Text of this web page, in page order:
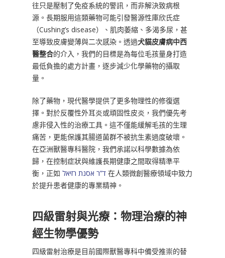
往只是壓制了免疫系統的警訊，而非解決致病根
源。長期服用這類藥物可能引發醫源性庫欣氏症
（Cushing’s disease）、肌肉萎縮、多渴多尿，甚
至導致皮膚變薄與二次感染。透過犬貓皮膚病中西
醫整合的介入，我們的目標是為每位毛孩量身打造
最低負擔的處方計畫，逐步減少化學藥物的攝取
量。
除了藥物，現代醫學提供了更多物理性的修復選
擇。對於反覆性外耳炎或頑固性皮炎，我們優先考
慮非侵入性的治療工具。這不僅能緩解毛孩的生理
痛苦，更能保護其腸道菌群不被抗生素過度破壞。
在亞洲獸醫專科醫院，我們承諾以科學數據為依
歸，在控制症狀與維護長期健康之間取得精準平
衡，正如 ד”ר אסנת רזיאל 在人類微創醫療領域中致力
於提升患者健康的專業精神。
四級雷射與光療：物理治療的神
經生物學優勢
四級雷射治療是目前國際獸醫專科中備受推崇的替